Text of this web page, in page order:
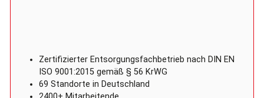
Zertifizierter Entsorgungsfachbetrieb nach DIN EN
ISO 9001:2015 gemäß § 56 KrWG
69 Standorte in Deutschland